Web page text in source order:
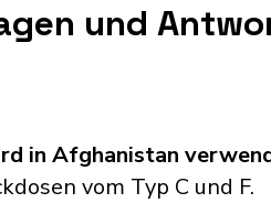
und
in Afghanistan
vom Typ C und F.